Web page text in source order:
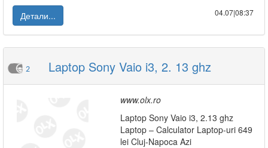
Детали...
04.07|08:37
2 Laptop Sony Vaio i3, 2. 13 ghz
www.olx.ro
Laptop Sony Vaio i3, 2.13 ghz
Laptop – Calculator Laptop-uri 649
lei Cluj-Napoca Azi